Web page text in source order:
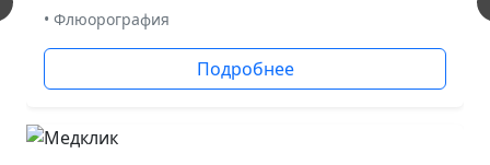
• Флюорография
Подробнее